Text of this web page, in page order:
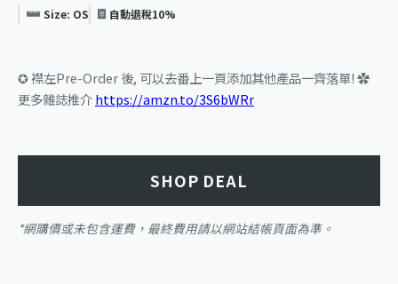
Size: OS 自動退稅10%
✪ 襟左Pre-Order 後, 可以去番上一頁添加其他產品一齊落單! ✿
更多雜誌推介https://amzn.to/3S6bWRr
SHOP DEAL
*網購價或未包含運費，最終費用請以網站結帳頁面為準。